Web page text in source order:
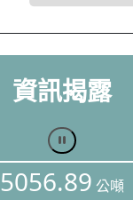
資訊揭露
5056.89 公噸